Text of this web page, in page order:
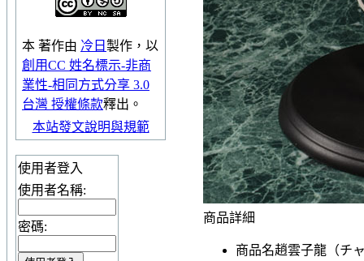
本 著作由 冷日 製作，以
創用CC 姓名標示-非商
業性-相同方式分享 3.0
台灣 授權條款釋出。
本站發文說明與規範
使用者登入
使用者名稱:
密碼:
商品詳細
商品名趙雲子龍（チ